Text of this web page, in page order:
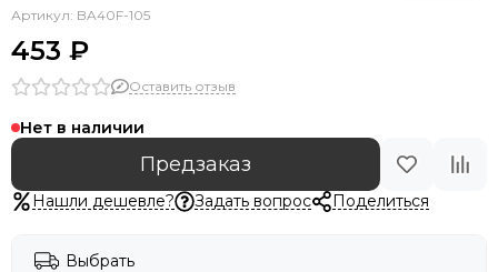
Артикул: BA40F-105
453 ₽
Оставить отзыв
Нет в наличии
Предзаказ
Нашли дешевле? Задать вопрос Поделиться
Выбрать